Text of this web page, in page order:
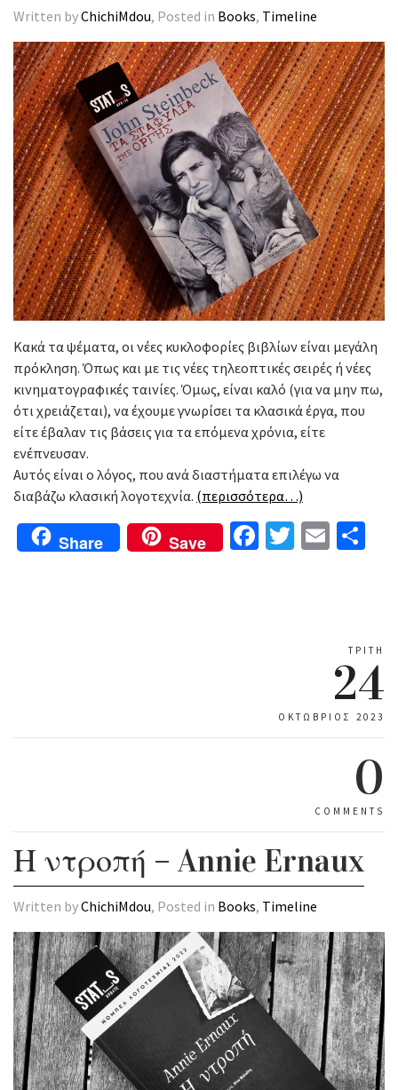
Written byChichiMdou, Posted in Books, Timeline
Κακά τα ψέματα, οι νέες κυκλοφορίες βιβλίων είναι μεγάλη
πρόκληση. Όπως και με τις νέες τηλεοπτικές σειρές ή νέες
κινηματογραφικές ταινίες. Όμως, είναι καλό (για να μην πω,
ότι χρειάζεται), να έχουμε γνωρίσει τα κλασικά έργα, που
είτε έβαλαν τις βάσεις για τα επόμενα χρόνια, είτε
ενέπνευσαν.
Αυτός είναι ο λόγος, που ανά διαστήματα επιλέγω να
διαβάζω κλασική λογοτεχνία. (περισσότερα…)
Share Save Facebook
Twitter
Email
ΤΡΊΤΗ
24
ΟΚΤΏΒΡΙΟΣ 2023
0
COMMENTS
Η ντροπή – Annie Ernaux
Written byChichiMdou, Posted in Books, Timeline